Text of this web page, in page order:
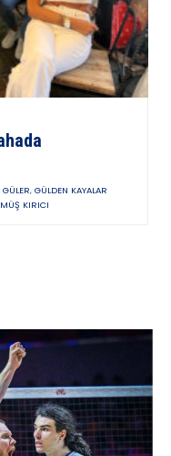
, GÜLDEN KAYALAR
KIRICI